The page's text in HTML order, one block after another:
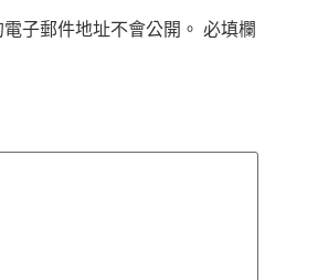
子郵件地址不會公開。 必填欄